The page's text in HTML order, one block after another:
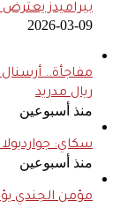
بيراميدز
2026-03-09
مفاجأة..
ريال مدريد
منذ أسبوعين
سكاي:
منذ أسبوعين